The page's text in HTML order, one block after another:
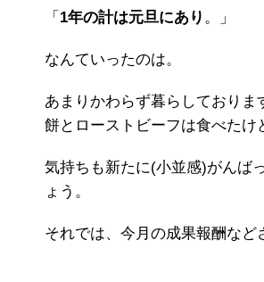
「 1年の計は元旦にあり 。」
なんていったのは。
あまりかわらず暮らしておりま
餅とローストビーフは食べたけ
気持ちも新たに(小並感)がんば
ょう。
それでは、今月の成果報酬など